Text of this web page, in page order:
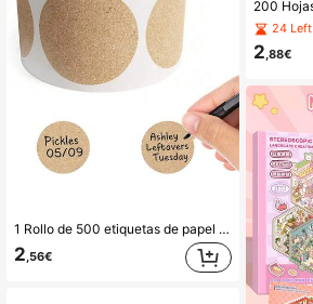
1 Rollo de 500 etiquetas de papel kraft marrón natural con adhesivo permanente, etiquetas redondas de kraft de 0.98 pulgadas/1.5 pulgadas para envases, etiquetas de embalaje de alimentos
2,56€
24 Left
2,88€